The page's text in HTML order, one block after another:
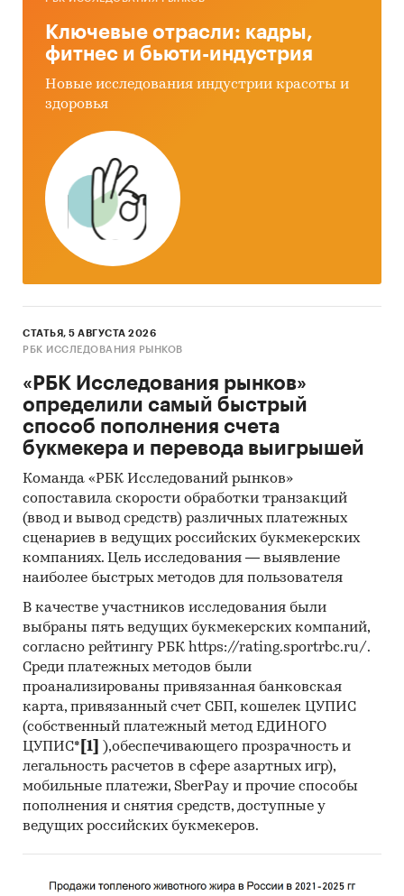
Ключевые отрасли: кадры,
фитнес и бьюти-индустрия
Новые исследования индустрии красоты и
здоровья
СТАТЬЯ, 5 АВГУСТА 2026
РБК ИССЛЕДОВАНИЯ РЫНКОВ
«РБК Исследования рынков»
определили самый быстрый
способ пополнения счета
букмекера и перевода выигрышей
Команда «РБК Исследований рынков»
сопоставила скорости обработки транзакций
(ввод и вывод средств) различных платежных
сценариев в ведущих российских букмекерских
компаниях. Цель исследования — выявление
наиболее быстрых методов для пользователя
В качестве участников исследования были
выбраны пять ведущих букмекерских компаний,
согласно рейтингу РБК https://rating.sportrbc.ru/.
Среди платежных методов были
проанализированы привязанная банковская
карта, привязанный счет СБП, кошелек ЦУПИС
(собственный платежный метод ЕДИНОГО
ЦУПИС* [1]
),обеспечивающего прозрачность и
легальность расчетов в сфере азартных игр),
мобильные платежи, SberPay и прочие способы
пополнения и снятия средств, доступные у
ведущих российских букмекеров.